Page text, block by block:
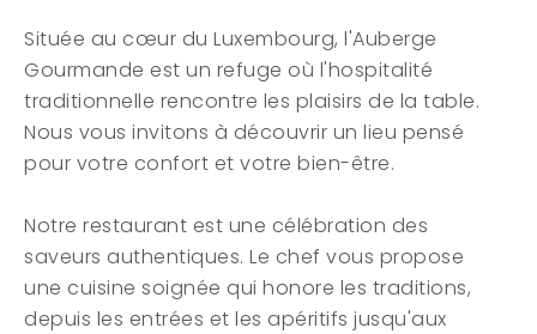
Située au cœur du Luxembourg, l'Auberge
Gourmande est un refuge où l'hospitalité
traditionnelle rencontre les plaisirs de la table.
Nous vous invitons à découvrir un lieu pensé
pour votre confort et votre bien-être.
Notre restaurant est une célébration des
saveurs authentiques. Le chef vous propose
une cuisine soignée qui honore les traditions,
depuis les entrées et les apéritifs jusqu'aux